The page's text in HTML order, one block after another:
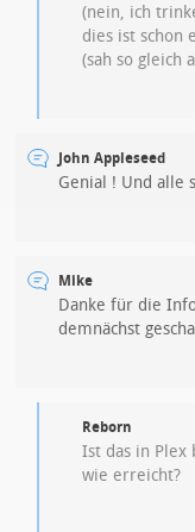
(nein, ich
dies ist schon
(sah so gleich
John Appleseed
Genial ! Und alle
Mike
Danke für die
demnächst
Reborn
Ist das in Plex
wie erreicht?